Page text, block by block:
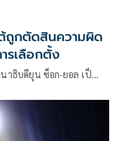
ถูกตัดสินความผิด
รเลือกตั้ง
าธิบดียุน ซ็อก-ยอล เป็…